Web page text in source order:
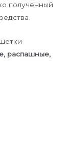
полученный
распашные,